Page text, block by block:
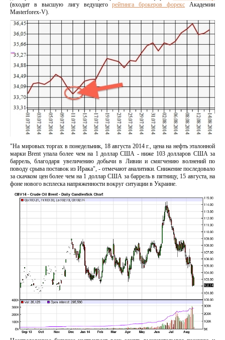
(входит в высшую лигу ведущегорейтинга брокеров форекс Академии
Masterforex-V).
"На мировых торгах в понедельник, 18 августа 2014 г., цена на нефть эталонной
марки Brent упала более чем на 1 доллар США - ниже 103 долларов США за
баррель, благодаря увеличению добычи в Ливии и смягчению волнений по
поводу срыва поставок из Ирака", - отмечают аналитики. Снижение последовало
за скачком цен более чем на 1 доллар США за баррель в пятницу, 15 августа, на
фоне нового всплеска напряженности вокруг ситуации в Украине.